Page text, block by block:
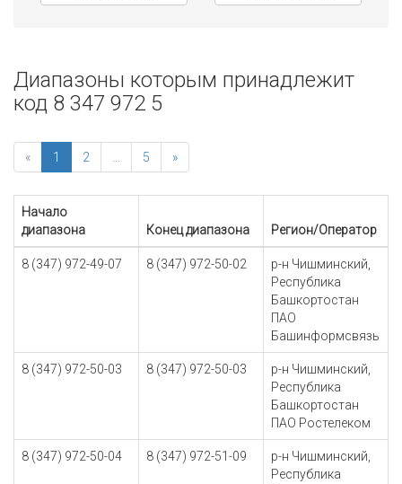
Диапазоны которым принадлежит
код 8 347 972 5
« 1 2 5 »
Начало
диапазона
Конец диапазона Регион/Оператор
8 (347) 972-49-07 8 (347) 972-50-02
р-н Чишминский,
Республика
Башкортостан
ПАО
Башинформсвязь
8 (347) 972-50-03 8 (347) 972-50-03
р-н Чишминский,
Республика
Башкортостан
ПАО Ростелеком
8 (347) 972-50-04 8 (347) 972-51-09
р-н Чишминский,
Республика